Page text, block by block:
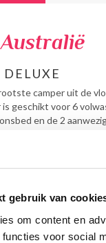
gebruik van
om content en
voor social
camper uit de
geschikt voor 6
en de 2
babystoeltjes of
zijn hoe gemakkelijk